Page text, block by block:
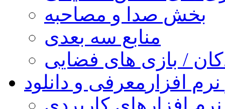
بخش صدا و مصاحبه
منابع سه بعدی
/ بازی های فضایی
افزار معرفی و دانلود
نرم افزارهای کاربردی